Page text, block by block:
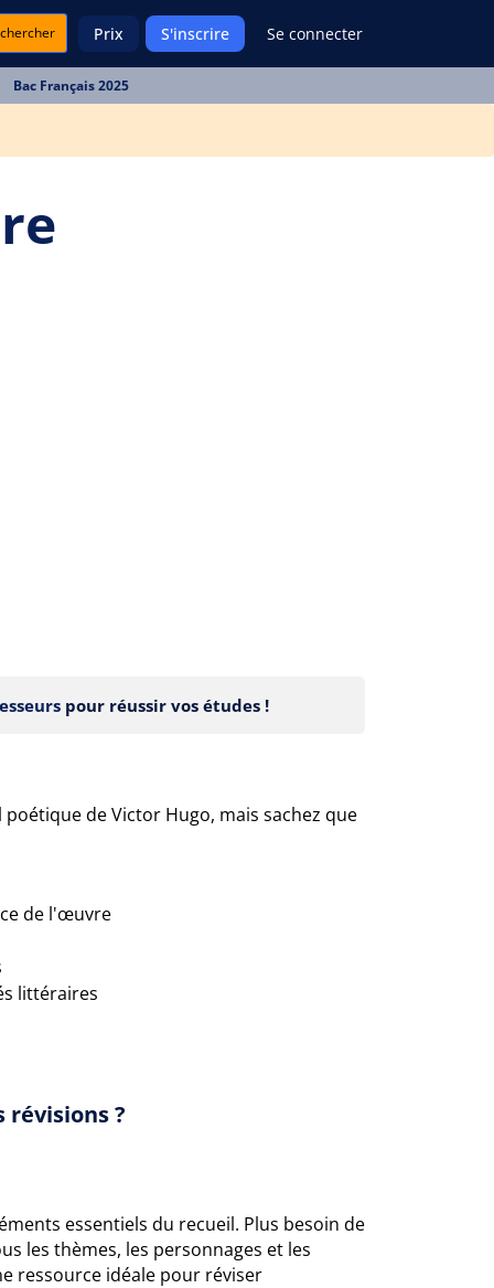
Prix S'inscrire Se connecter
Bac Français 2025
pour réussir vos études !
de Victor Hugo, mais sachez que
de l'œuvre
littéraires
révisions ?
essentiels du recueil. Plus besoin de
les thèmes, les personnages et les
ressource idéale pour réviser